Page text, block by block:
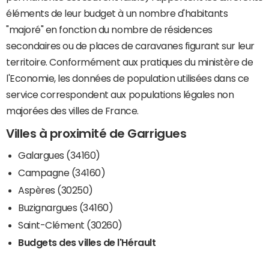
éléments de leur budget à un nombre d'habitants
"majoré" en fonction du nombre de résidences
secondaires ou de places de caravanes figurant sur leur
territoire. Conformément aux pratiques du ministère de
l'Economie, les données de population utilisées dans ce
service correspondent aux populations légales non
majorées des villes de France.
Villes à proximité de Garrigues
Galargues (34160)
Campagne (34160)
Aspères (30250)
Buzignargues (34160)
Saint-Clément (30260)
Budgets des villes de l'Hérault